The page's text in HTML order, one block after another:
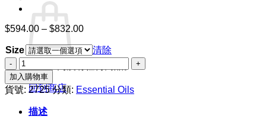
購物車內沒有任何商品。
回到商店
$594.00 – $832.00價
範
到
Size
清除
紫
蘇
數
加入購物車
貨號: 2725 分類: Essential Oils
描述